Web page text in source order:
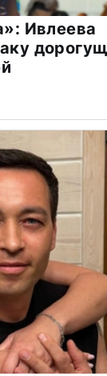
Ивлеева